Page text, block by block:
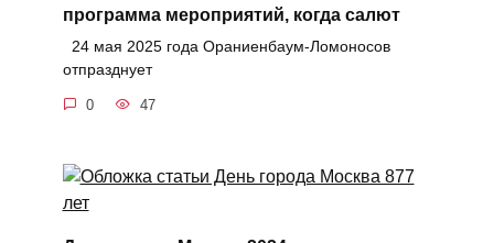
программа мероприятий, когда салют
24 мая 2025 года Ораниенбаум-Ломоносов
отпразднует
0 47